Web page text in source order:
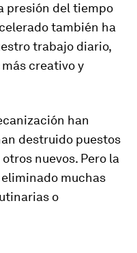
presión del tiempo
también ha
trabajo diario,
creativo y
han
destruido puestos
nuevos. Pero la
muchas
o